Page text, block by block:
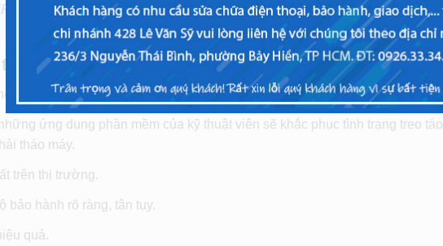
chất lượng, uy tín bậc nhất TPHCM
cậy dành cho bạn
và kĩ thuật, mang đến cho khách hàng những dịch vụ tốt nhất.
ứng dụng phần mềm của kỹ thuật viên sẽ khắc phục tình trạng treo táo
tháo máy.
trên thị trường.
bảo hành rõ ràng, tận tụy.
quả.